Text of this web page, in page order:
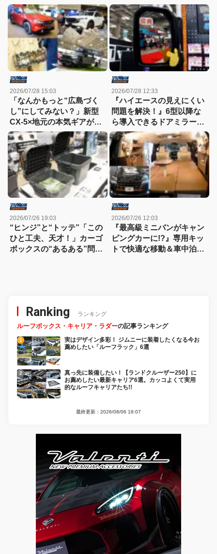
【東京キャンピングカーシ
ョー2026】
を搭載した軽トラキャンパ
ー【東京キャンピングカー
ショー2026】
2026/07/28 15:03
「なんかもっと“広島づく
し”にしてみない？」新型
CX-5×地元の本気ギアが融
合したマツダブースが熱す
ぎる！
2026/07/28 12:33
『ハイエースの見えにくい
問題を解決！』6型以降な
ら導入できるドアミラーが
すごく便利！【東京キャン
ピングカーショー2026】
2026/07/26 19:03
“ヒンジ”と“トッテ”「この
ひと工夫、天才！」カーゴ
ボックスの“あるある”問題
2026/07/26 12:03
『最高級ミニバンがキャン
ピングカーに!?』専用キッ
トで快適な移動＆車中泊を
Ranking ランキング
ルーフボックス・キャリア・ラダーの記事ランキング
実はデザイン多彩！ ジムニーに装着したくなる今お
薦めしたい「ルーフラック」6選
真っ先に装備したい！【ランドクルーザー250】に
お薦めしたい最新キャリア6選。カッコよくて実用
的なルーフキャリアたち!!
最終更新：2026/08/06 18:07